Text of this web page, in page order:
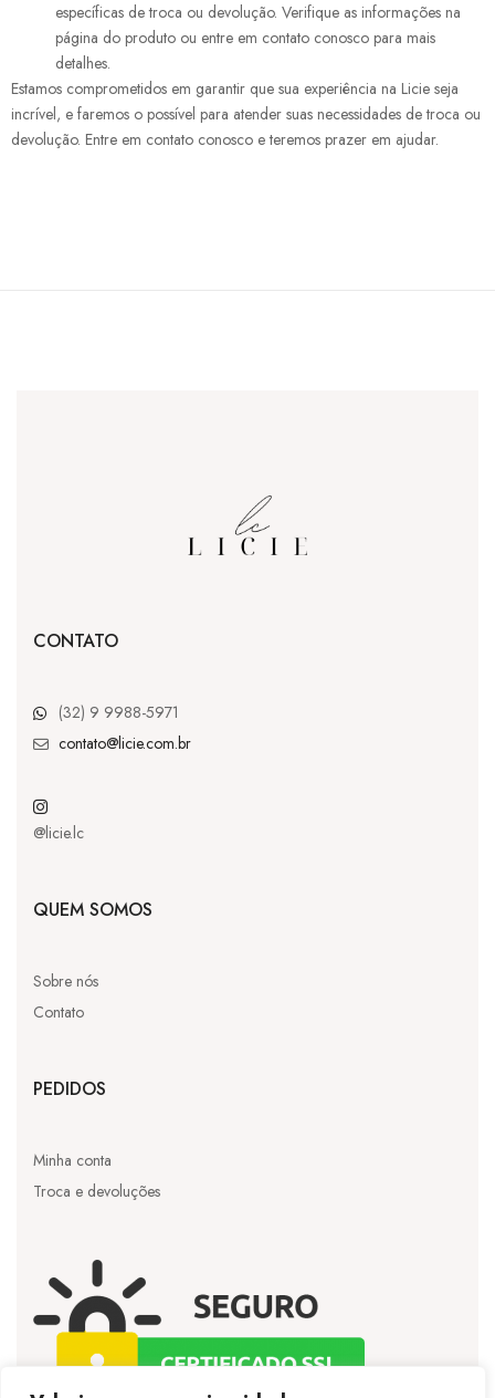
específicas de troca ou devolução. Verifique as informações na
página do produto ou entre em contato conosco para mais
detalhes.
Estamos comprometidos em garantir que sua experiência na Licie seja
incrível, e faremos o possível para atender suas necessidades de troca ou
devolução. Entre em contato conosco e teremos prazer em ajudar.
CONTATO
(32) 9 9988-5971
contato@licie.com.br
@licie.lc
QUEM SOMOS
Sobre nós
Contato
PEDIDOS
Minha conta
Troca e devoluções